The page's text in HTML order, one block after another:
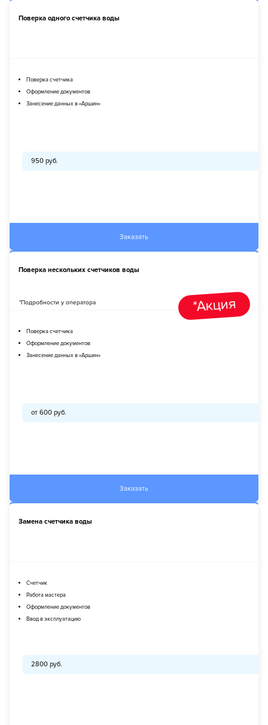
Поверка одного счетчика воды
Поверка счетчика
Оформление документов
Занесение данных в «Аршин»
950 руб.
Заказать
Поверка нескольких счетчиков воды
*Акция
*Подробности у оператора
Поверка счетчика
Оформление документов
Занесение данных в «Аршин»
от 600 руб.
Заказать
Замена счетчика воды
Счетчик
Работа мастера
Оформление документов
Ввод в эксплуатацию
2800 руб.